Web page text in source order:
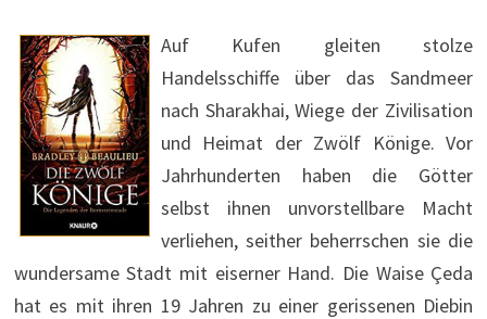
Auf Kufen gleiten stolze
Handelsschiffe über das Sandmeer
nach Sharakhai, Wiege der Zivilisation
und Heimat der Zwölf Könige. Vor
Jahrhunderten haben die Götter
selbst ihnen unvorstellbare Macht
verliehen, seither beherrschen sie die
wundersame Stadt mit eiserner Hand. Die Waise Çeda
hat es mit ihren 19 Jahren zu einer gerissenen Diebin